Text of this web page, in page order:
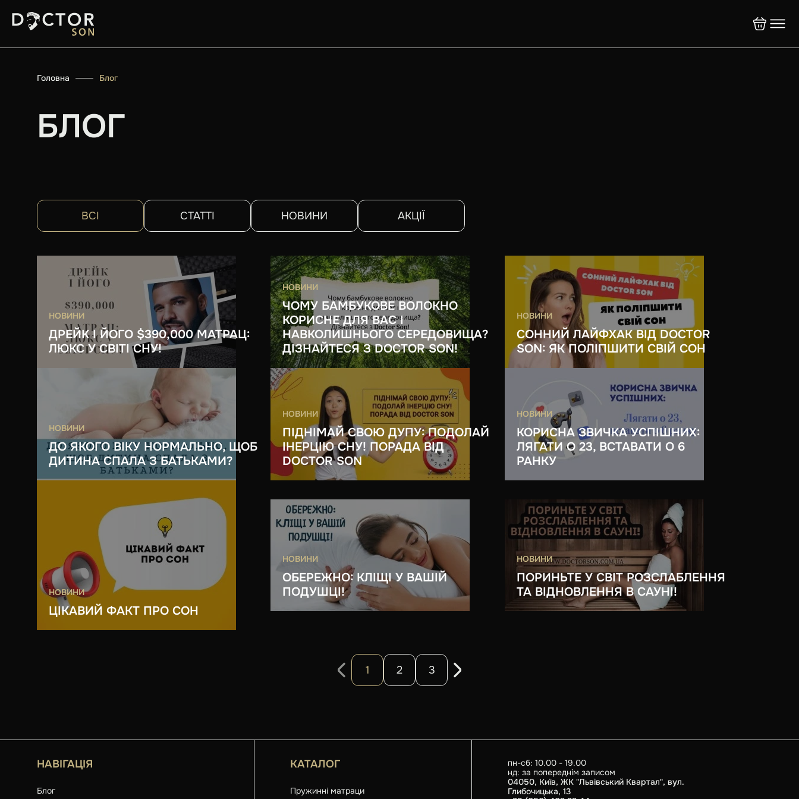
Головна Блог
БЛОГ
ВСІ СТАТТІ НОВИНИ АКЦІЇ
НОВИНИ
ДРЕЙК І ЙОГО $390,000 МАТРАЦ:
ЛЮКС У СВІТІ СНУ!
НОВИНИ
ЧОМУ БАМБУКОВЕ ВОЛОКНО
КОРИСНЕ ДЛЯ ВАС І
НАВКОЛИШНЬОГО СЕРЕДОВИЩА?
ДІЗНАЙТЕСЯ З DOCTOR SON!
НОВИНИ
СОННИЙ ЛАЙФХАК ВІД DOCTOR
SON: ЯК ПОЛІПШИТИ СВІЙ СОН
НОВИНИ
ДО ЯКОГО ВІКУ НОРМАЛЬНО, ЩОБ
ДИТИНА СПАЛА З БАТЬКАМИ?
НОВИНИ
ПІДНІМАЙ СВОЮ ДУПУ: ПОДОЛАЙ
ІНЕРЦІЮ СНУ! ПОРАДА ВІД
DOCTOR SON
НОВИНИ
КОРИСНА ЗВИЧКА УСПІШНИХ:
ЛЯГАТИ О 23, ВСТАВАТИ О 6
РАНКУ
НОВИНИ
ЦІКАВИЙ ФАКТ ПРО СОН
НОВИНИ
ОБЕРЕЖНО: КЛІЩІ У ВАШІЙ
ПОДУШЦІ!
НОВИНИ
ПОРИНЬТЕ У СВІТ РОЗСЛАБЛЕННЯ
ТА ВІДНОВЛЕННЯ В САУНІ!
1 2 3
НАВІГАЦІЯ
Блог
КАТАЛОГ
Пружинні матраци
пн-сб: 10.00 - 19.00
нд: за попереднім записом
04050, Київ, ЖК "Львівський Квартал", вул.
Глибочицька, 13